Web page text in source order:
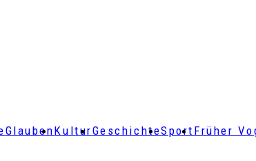
GlaubenKulturGeschichteSport Früher